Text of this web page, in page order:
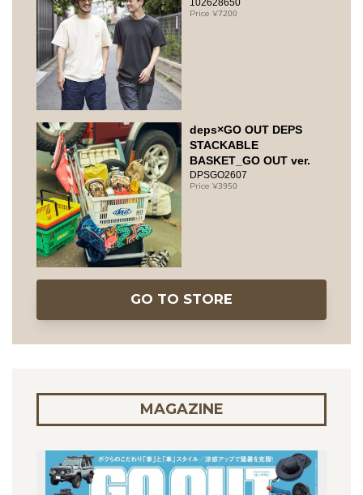
102628650
7200
deps×GO OUT DEPS
STACKABLE
BASKET_GO OUT ver.
DPSGO2607
3950
GO TO STORE
MAGAZINE